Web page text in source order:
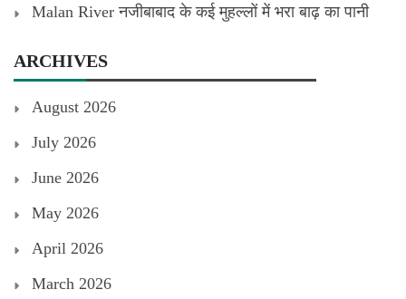
Malan River नजीबाबाद के कई मुहल्लों में भरा बाढ़ का पानी
ARCHIVES
August 2026
July 2026
June 2026
May 2026
April 2026
March 2026